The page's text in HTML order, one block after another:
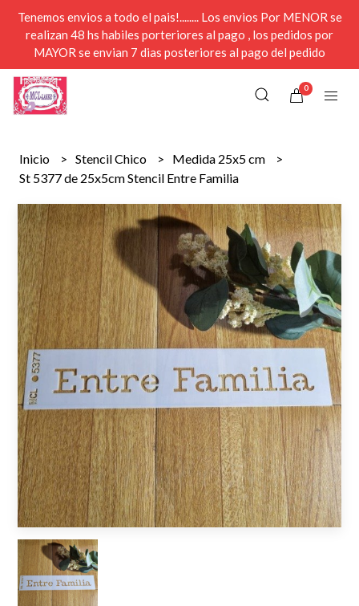
Tenemos envios a todo el pais!........ Los envios Por MENOR se
realizan 48 hs habiles porteriores al pago , los pedidos por
MAYOR se envian 7 dias posteriores al pago del pedido
0
Inicio Stencil Chico
Medida 25x5 cm
St 5377 de 25x5cm Stencil Entre Familia